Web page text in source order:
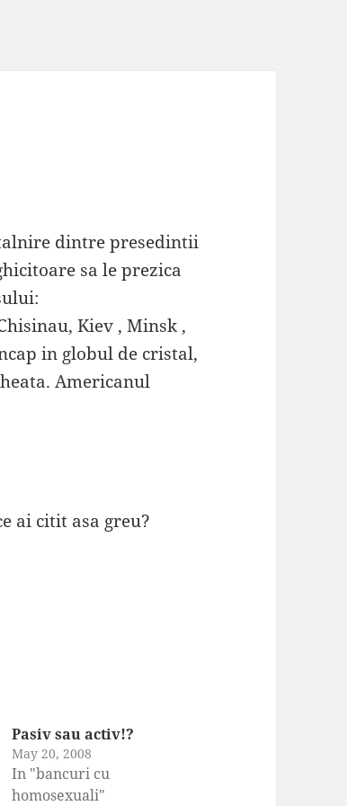
dintre presedintii
sa le prezica
Kiev , Minsk ,
in globul de cristal,
Americanul
ai citit asa greu?
Pasiv sau activ!?
May 20, 2008
In "bancuri cu
homosexuali"